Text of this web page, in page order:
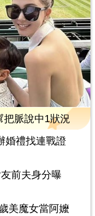
脈說中1狀況
禮找連戰證
前夫身分曝
美魔女當阿嬤